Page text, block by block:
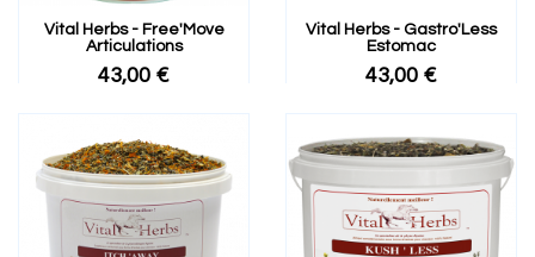
Vital Herbs - Free'Move
Articulations
43,00 €
Vital Herbs - Gastro'Less
Estomac
43,00 €